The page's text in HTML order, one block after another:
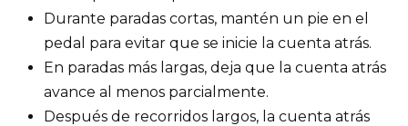
Durante paradas cortas, mantén un pie en el
pedal para evitar que se inicie la cuenta atrás.
En paradas más largas, deja que la cuenta atrás
avance al menos parcialmente.
Después de recorridos largos, la cuenta atrás